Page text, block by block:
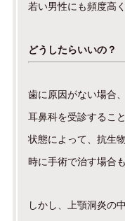
若い男性にも頻度高
どうしたらいいの？
歯に原因がない場合、
耳鼻科を受診するこ
状態によって、抗生
時に手術で治す場合
しかし、上顎洞炎の